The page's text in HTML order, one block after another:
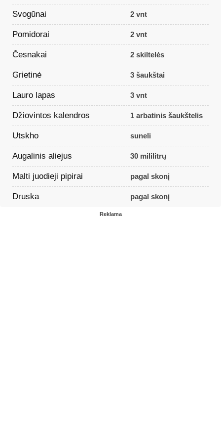
Svogūnai 2 vnt
Pomidorai 2 vnt
Česnakai 2 skiltelės
Grietinė 3 šaukštai
Lauro lapas 3 vnt
Džiovintos kalendros 1 arbatinis šaukštelis
Utskho suneli
Augalinis aliejus 30 mililitrų
Malti juodieji pipirai pagal skonį
Druska pagal skonį
Reklama